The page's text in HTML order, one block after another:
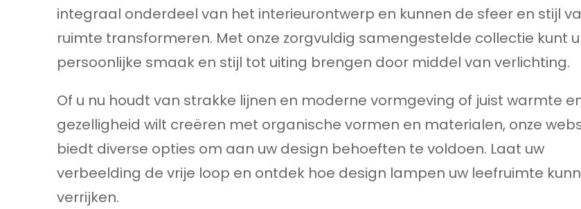
integraal onderdeel van het interieurontwerp en kunnen de sfeer en stijl
ruimte transformeren. Met onze zorgvuldig samengestelde collectie kunt
persoonlijke smaak en stijl tot uiting brengen door middel van verlichting.
Of u nu houdt van strakke lijnen en moderne vormgeving of juist warmte
gezelligheid wilt creëren met organische vormen en materialen, onze
biedt diverse opties om aan uw design behoeften te voldoen. Laat uw
verbeelding de vrije loop en ontdek hoe design lampen uw leefruimte
verrijken.